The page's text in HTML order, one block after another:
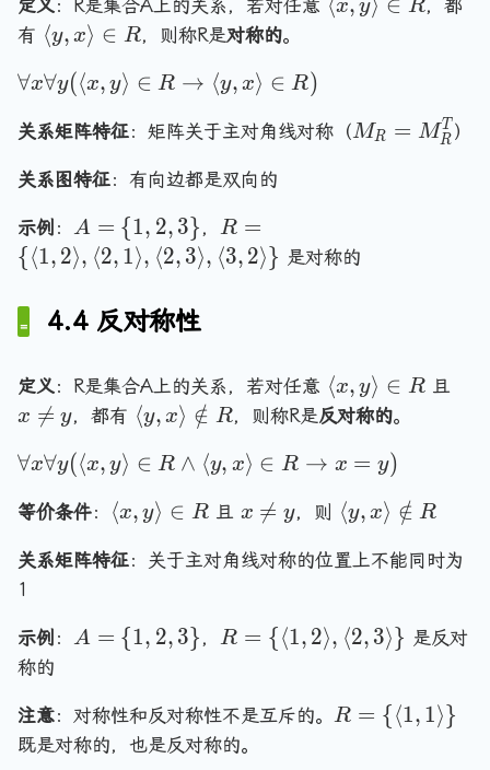
\
n
ot
in
R
n
{c
as
}
n
g
\
n
R
)
n
g
2
,
\
a
n
l
a
g
3
3
r
a
g
le
,
o
t
o
\
l
a
g
x
,
\
r
n
g
\
o
ti
n
R
)
3
\
g
le
,
\
a
n
g
le
a
n
g
2
,
\
n
\
}
定义 ：R是集合A上的关系，若对任意
le
r
le
\
i
R
x y R，都
有 \
a
g
le
y
,
x
\
a
g
le
\
i
n
R
⟨y, x⟩ ∈ R，则称R是对称的。
\
o
a
x
\
o
r
a
ll
y
(
\
l
a
n
g
x
,
y
\
r
∀x∀y(⟨x, y⟩ ∈ R → ⟨y, x⟩ ∈ R)
关系矩阵特征：矩阵关于主对角线对称（ M
_
MR = MR
T ）
关系图特征：有向边都是双向的
示例 ：
A
=
\
{
1
2
\
A = {1, 2, 3} ，
R
=
\
a
n
le
,
\
n
,
\
R =
{⟨1, 2⟩, ⟨2, 1⟩, ⟨2, 3⟩, ⟨3, 2⟩} 是对称的
4.4 反对称性
定义 ：R是集合A上的关系，若对任意 \
l
n
le
,
r
g
⟨x, y⟩ ∈ R且
x 
= y，都有 \
a
g
x
\
a
n
g
⟨y, x⟩ ∈
/ R，则称R是反对称的。
\
o
a
ll
\
f
r
a
∀x∀y(⟨x, y⟩ ∈ R ∧ ⟨y, x⟩ ∈ R → x = y)
等价条件： \
a
le
y
\
⟨x, y⟩ ∈ R且 x
n
y
x 
= y，则 \
a
le
x
⟨y, x⟩ ∈
/ R
关系矩阵特征：关于主对角线对称的位置上不能同时为
1
示例 ：
A
{
1
A = {1, 2, 3} ，
R
{
\
R = {⟨1, 2⟩, ⟨2, 3⟩} 是反对
称的
注意：对称性和反对称性不是互斥的。
R
R = {⟨1, 1⟩}
既是对称的，也是反对称的。